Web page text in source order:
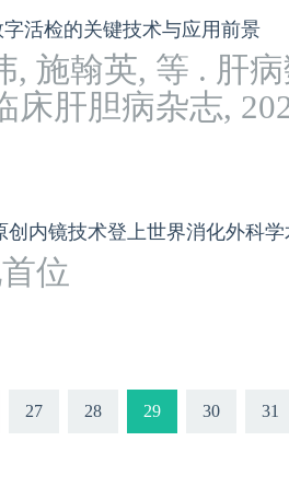
字活检的关键技术与应用前景
, 施翰英, 等 . 肝
床肝胆病杂志,
位
27 28 29 30 31